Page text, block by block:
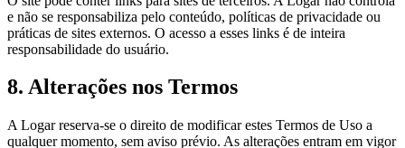
e não se responsabiliza pelo conteúdo, políticas de privacidade ou
práticas de sites externos. O acesso a esses links é de inteira
responsabilidade do usuário.
8. Alterações nos Termos
A Logar reserva-se o direito de modificar estes Termos de Uso a
qualquer momento, sem aviso prévio. As alterações entram em vigor